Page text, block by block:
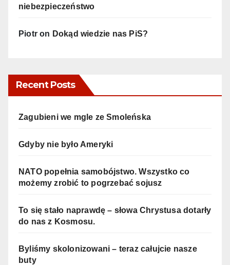
niebezpieczeństwo
Piotr on Dokąd wiedzie nas PiS?
Recent Posts
Zagubieni we mgle ze Smoleńska
Gdyby nie było Ameryki
NATO popełnia samobójstwo. Wszystko co
możemy zrobić to pogrzebać sojusz
To się stało naprawdę – słowa Chrystusa dotarły
do nas z Kosmosu.
Byliśmy skolonizowani – teraz całujcie nasze
buty